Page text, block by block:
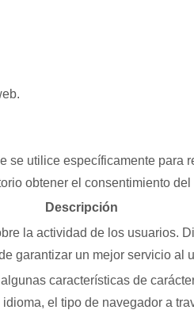
utilice específicamente para
obtener el consentimiento
Descripción
la actividad de los usuarios.
garantizar un mejor servicio al
características de
el tipo de navegador a